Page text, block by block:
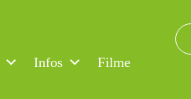
Infos
Filme